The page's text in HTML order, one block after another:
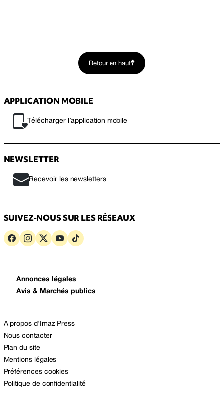
Retour en haut
APPLICATION MOBILE
Télécharger l’application mobile
NEWSLETTER
Recevoir les newsletters
SUIVEZ-NOUS SUR LES RÉSEAUX
Annonces légales
Avis & Marchés publics
A propos d’Imaz Press
Nous contacter
Plan du site
Mentions légales
Préférences cookies
Politique de confidentialité